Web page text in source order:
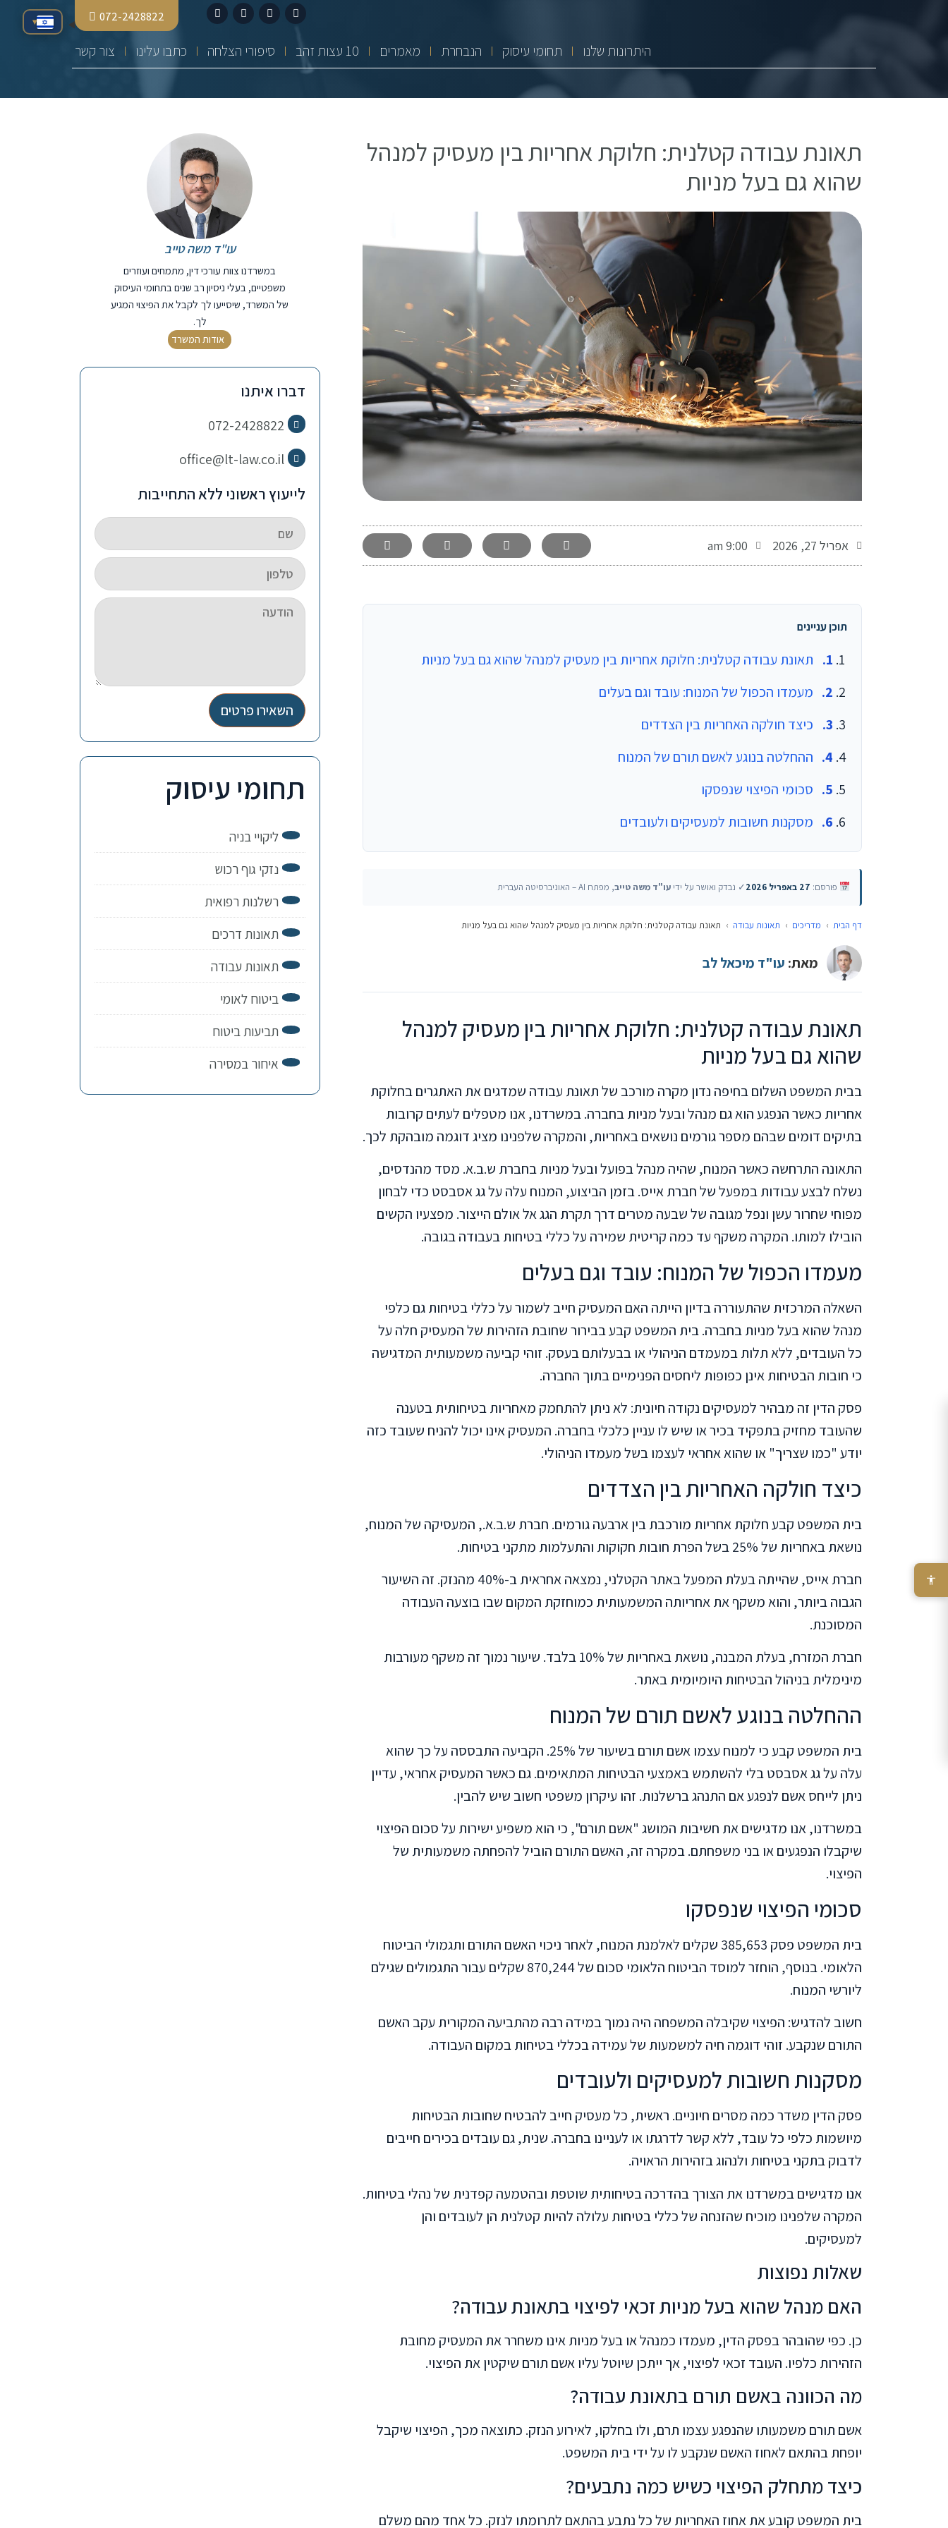
072-2428822
היתרונות שלנו תחומי עיסוק הנבחרת מאמרים 10 עצות זהב סיפורי הצלחה כתבו עלינו צור קשר
תאונת עבודה קטלנית: חלוקת אחריות בין מעסיק למנהל
שהוא גם בעל מניות
אפריל 27, 2026 9:00 am
תוכן עניינים
תאונת עבודה קטלנית: חלוקת אחריות בין מעסיק למנהל שהוא גם בעל מניות
מעמדו הכפול של המנוח: עובד וגם בעלים
כיצד חולקה האחריות בין הצדדים
ההחלטה בנוגע לאשם תורם של המנוח
סכומי הפיצוי שנפסקו
מסקנות חשובות למעסיקים ולעובדים
פורסם: 27 באפריל 2026 ✓ נבדק ואושר על ידי עו"ד משה טייב, מפתח AI – האוניברסיטה העברית
דף הבית › מדריכים › תאונות עבודה › תאונת עבודה קטלנית: חלוקת אחריות בין מעסיק למנהל שהוא גם בעל מניות
מאת: עו"ד מיכאל לב
תאונת עבודה קטלנית: חלוקת אחריות בין מעסיק למנהל
שהוא גם בעל מניות
בבית המשפט השלום בחיפה נדון מקרה מורכב של תאונת עבודה שמדגים את האתגרים בחלוקת
אחריות כאשר הנפגע הוא גם מנהל ובעל מניות בחברה. במשרדנו, אנו מטפלים לעתים קרובות
בתיקים דומים שבהם מספר גורמים נושאים באחריות, והמקרה שלפנינו מציג דוגמה מובהקת לכך.
התאונה התרחשה כאשר המנוח, שהיה מנהל בפועל ובעל מניות בחברת ש.ב.א. מסד מהנדסים,
נשלח לבצע עבודות במפעל של חברת אייס. בזמן הביצוע, המנוח עלה על גג אסבסט כדי לבחון
מפוחי שחרור עשן ונפל מגובה של שבעה מטרים דרך תקרת הגג אל אולם הייצור. מפצעיו הקשים
הובילו למותו. המקרה משקף עד כמה קריטית שמירה על כללי בטיחות בעבודה בגובה.
מעמדו הכפול של המנוח: עובד וגם בעלים
השאלה המרכזית שהתעוררה בדיון הייתה האם המעסיק חייב לשמור על כללי בטיחות גם כלפי
מנהל שהוא בעל מניות בחברה. בית המשפט קבע בבירור שחובת הזהירות של המעסיק חלה על
כל העובדים, ללא תלות במעמדם הניהולי או בבעלותם בעסק. זוהי קביעה משמעותית המדגישה
כי חובות הבטיחות אינן כפופות ליחסים הפנימיים בתוך החברה.
פסק הדין זה מבהיר למעסיקים נקודה חיונית: לא ניתן להתחמק מאחריות בטיחותית בטענה
שהעובד מחזיק בתפקיד בכיר או שיש לו עניין כלכלי בחברה. המעסיק אינו יכול להניח שעובד כזה
יודע "כמו שצריך" או שהוא אחראי לעצמו בשל מעמדו הניהולי.
כיצד חולקה האחריות בין הצדדים
בית המשפט קבע חלוקת אחריות מורכבת בין ארבעה גורמים. חברת ש.ב.א., המעסיקה של המנוח,
נושאת באחריות של 25% בשל הפרת חובות חקוקות והתעלמות מתקני בטיחות.
חברת אייס, שהייתה בעלת המפעל באתר הקטלני, נמצאה אחראית ב-40% מהנזק. זה השיעור
הגבוה ביותר, והוא משקף את אחריותה המשמעותית כמוחזקת המקום שבו בוצעה העבודה
המסוכנת.
חברת המזרח, בעלת המבנה, נושאת באחריות של 10% בלבד. שיעור נמוך זה משקף מעורבות
מינימלית בניהול הבטיחות היומיומית באתר.
ההחלטה בנוגע לאשם תורם של המנוח
בית המשפט קבע כי למנוח עצמו אשם תורם בשיעור של 25%. הקביעה התבססה על כך שהוא
עלה על גג אסבסט בלי להשתמש באמצעי הבטיחות המתאימים. גם כאשר המעסיק אחראי, עדיין
ניתן לייחס אשם לנפגע אם התנהג ברשלנות. זהו עיקרון משפטי חשוב שיש להבין.
במשרדנו, אנו מדגישים את חשיבות המושג "אשם תורם", כי הוא משפיע ישירות על סכום הפיצוי
שיקבלו הנפגעים או בני משפחתם. במקרה זה, האשם התורם הוביל להפחתה משמעותית של
הפיצוי.
סכומי הפיצוי שנפסקו
בית המשפט פסק 385,653 שקלים לאלמנת המנוח, לאחר ניכוי האשם התורם ותגמולי הביטוח
הלאומי. בנוסף, הוחזר למוסד הביטוח הלאומי סכום של 870,244 שקלים עבור התגמולים שגילם
ליורשי המנוח.
חשוב להדגיש: הפיצוי שקיבלה המשפחה היה נמוך במידה רבה מהתביעה המקורית עקב האשם
התורם שנקבע. זוהי דוגמה חיה למשמעות של עמידה בכללי בטיחות במקום העבודה.
מסקנות חשובות למעסיקים ולעובדים
פסק הדין משדר כמה מסרים חיוניים. ראשית, כל מעסיק חייב להבטיח שחובות הבטיחות
מיושמות כלפי כל עובד, ללא קשר לדרגתו או לעניינו בחברה. שנית, גם עובדים בכירים חייבים
לדבוק בתקני בטיחות ולנהוג בזהירות הראויה.
אנו מדגישים במשרדנו את הצורך בהדרכה בטיחותית שוטפת ובהטמעה קפדנית של נהלי בטיחות.
המקרה שלפנינו מוכיח שהזנחה של כללי בטיחות עלולה להיות קטלנית הן לעובדים והן
למעסיקים.
שאלות נפוצות
האם מנהל שהוא בעל מניות זכאי לפיצוי בתאונת עבודה?
כן. כפי שהובהר בפסק הדין, מעמדו כמנהל או בעל מניות אינו משחרר את המעסיק מחובת
הזהירות כלפיו. העובד זכאי לפיצוי, אך ייתכן שיוטל עליו אשם תורם שיקטין את הפיצוי.
מה הכוונה באשם תורם בתאונת עבודה?
אשם תורם משמעותו שהנפגע עצמו תרם, ולו בחלקו, לאירוע הנזק. כתוצאה מכך, הפיצוי שיקבל
יופחת בהתאם לאחוז האשם שנקבע לו על ידי בית המשפט.
כיצד מתחלק הפיצוי כשיש כמה נתבעים?
בית המשפט קובע את אחוז האחריות של כל נתבע בהתאם לתרומתו לנזק. כל אחד מהם משלם
עו"ד משה טייב
במשרדנו צוות עורכי דין, מתמחים ועוזרים
משפטיים, בעלי ניסיון רב שנים בתחומי העיסוק
של המשרד, שיסייעו לך לקבל את הפיצוי המגיע
לך.
אודות המשרד
דברו איתנו
072-2428822
office@lt-law.co.il
לייעוץ ראשוני ללא התחייבות
השאירו פרטים
תחומי עיסוק
ליקויי בניה
נזקי גוף רכוש
רשלנות רפואית
תאונות דרכים
תאונות עבודה
ביטוח לאומי
תביעות ביטוח
איחור במסירה
▾